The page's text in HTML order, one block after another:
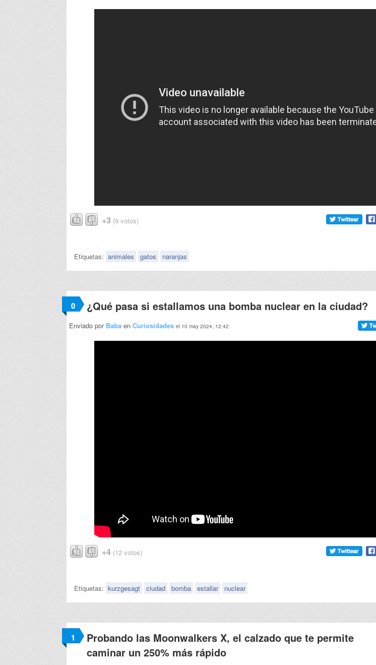
+3 (9 votos)
Etiquetas: animales gatos naranjas
0 ¿Qué pasa si estallamos una bomba nuclear en la ciudad?
Enviado por Baba en Curiosidades el 10 may 2024, 12:42
+4 (12 votos)
Etiquetas: kurzgesagt ciudad bomba estallar nuclear
1
Probando las Moonwalkers X, el calzado que te permite
caminar un 250% más rápido